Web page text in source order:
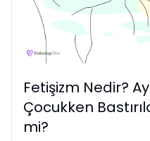
Fetişizm Nedir?
Çocukken
mi?